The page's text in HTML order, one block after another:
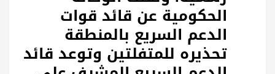
الحكومية عن قائد قوات
الدعم السريع بالمنطقة
تحذيره للمتفلتين وتوعد قائد